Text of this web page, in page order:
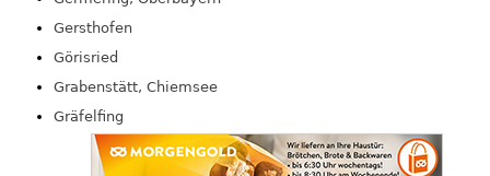
Gersthofen
Görisried
Grabenstätt, Chiemsee
Gräfelfing